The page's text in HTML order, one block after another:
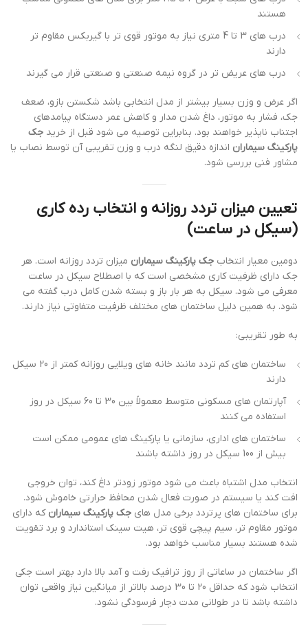
هستند
درب های 3 تا 4 متری نیاز به موتور قوی تر با گیربکس مقاوم تر
دارند
درب های عریض تر در گروه نیمه صنعتی و صنعتی قرار می گیرند
اگر عرض و وزن بسیار بیشتر از مدل انتخابی باشد شکستن بازو، ضعف
جک، فشار به موتور، داغ شدن مدار و کاهش عمر دستگاه پیامدهای
اجتناب ناپذیر خواهند بود. بنابراین توصیه می شود قبل از خرید جک
پارکینگ سیماران اندازه دقیق لنگه درب و وزن تقریبی آن توسط نصاب یا
مشاور فنی بررسی شود.
تعیین میزان تردد روزانه و انتخاب رده کاری
(سیکل در ساعت)
دومین معیار انتخاب جک پارکینگ سیماران میزان تردد روزانه است. هر
جک دارای ظرفیت کاری مشخصی است که با اصطلاح سیکل در ساعت
معرفی می شود. سیکل به هر بار باز و بسته شدن کامل درب گفته می
شود. به همین دلیل ساختمان های مختلف ظرفیت متفاوتی نیاز دارند.
به طور تقریبی:
ساختمان های کم تردد مانند خانه های ویلایی روزانه کمتر از 20 سیکل
دارند
آپارتمان های مسکونی متوسط معمولاً بین 30 تا 60 سیکل در روز
استفاده می کنند
ساختمان های اداری، سازمانی یا پارکینگ های عمومی ممکن است
بیش از 100 سیکل در روز داشته باشند
انتخاب مدل اشتباه باعث می شود موتور زودتر داغ کند، توان خروجی
افت کند یا سیستم در صورت فعال شدن محافظ حرارتی خاموش شود.
برای ساختمان های پرتردد برخی مدل های جک پارکینگ سیماران که دارای
موتور مقاوم تر، سیم پیچی قوی تر، هیت سینک استاندارد و برد تقویت
شده هستند بسیار مناسب خواهد بود.
اگر ساختمان در ساعاتی از روز ترافیک رفت و آمد بالا دارد بهتر است جکی
انتخاب شود که حداقل 20 تا 30 درصد بالاتر از میانگین نیاز واقعی توان
داشته باشد تا در طولانی مدت دچار فرسودگی نشود.